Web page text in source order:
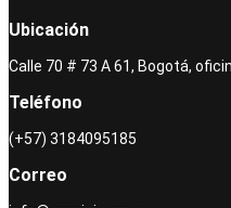
Ubicación
Calle 70 # 73 A 61, Bogotá,
Teléfono
(+57) 3184095185
Correo